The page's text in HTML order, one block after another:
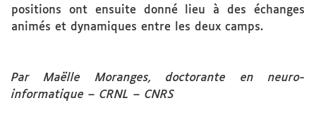
positions ont ensuite donné lieu à des échanges
animés et dynamiques entre les deux camps.
Par Maëlle Moranges, doctorante en neuro-
informatique – CRNL – CNRS